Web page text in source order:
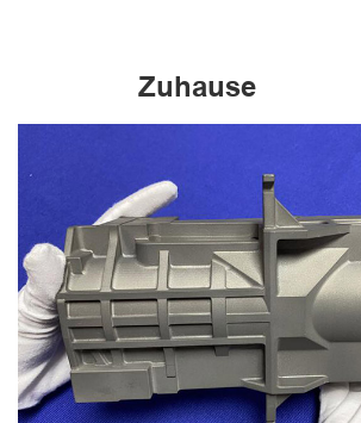
Zuhause